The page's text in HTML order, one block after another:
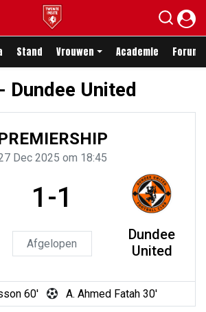
Stand Vrouwen Academie Forum
Dundee United
Dec 2025 om 18:45
1-1
Afgelopen
Dundee
United
60' A. Ahmed Fatah 30'